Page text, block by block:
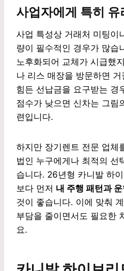
사업자에게 특히 유
사업 특성상 거래처 미팅이
량이 필수적인 경우가 많습
노후화되어 교체가 시급했
나 리스 매장을 방문하면
힘든 선납금을 요구받는 경
점수가 낮으면 신차는 그림
련입니다.
하지만 장기렌트 전문 업체
법인 누구에게나 최적의 선
습니다. 26년형 카니발 하
보다 먼저 내 주행 패턴과
것이 좋습니다. 이에 맞춰
부담을 줄이면서도 필요한
요.